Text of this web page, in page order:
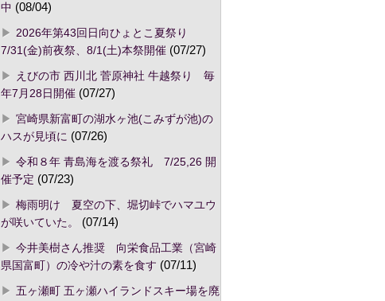
中 (08/04)
2026年第43回日向ひょとこ夏祭り
7/31(金)前夜祭、8/1(土)本祭開催(07/27)
えびの市 西川北 菅原神社 牛越祭り 毎
年7月28日開催(07/27)
宮崎県新富町の湖水ヶ池(こみずが池)の
ハスが見頃に (07/26)
令和８年 青島海を渡る祭礼 7/25,26 開
催予定 (07/23)
梅雨明け 夏空の下、堀切峠でハマユウ
が咲いていた。
(07/14)
今井美樹さん推奨 向栄食品工業（宮崎
県国富町）の冷や汁の素を食す (07/11)
五ヶ瀬町 五ヶ瀬ハイランドスキー場を廃